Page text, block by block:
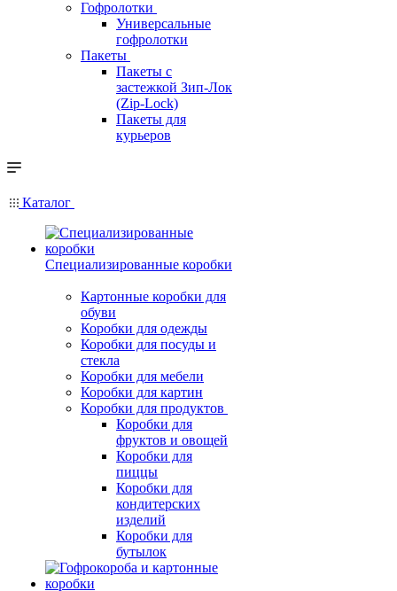
Гофролотки
Универсальные
гофролотки
Пакеты
Пакеты с
застежкой Зип-Лок
(Zip-Lock)
Пакеты для
курьеров
Каталог
Специализированные коробки
Картонные коробки для
обуви
Коробки для одежды
Коробки для посуды и
стекла
Коробки для мебели
Коробки для картин
Коробки для продуктов
Коробки для
фруктов и овощей
Коробки для
пиццы
Коробки для
кондитерских
изделий
Коробки для
бутылок